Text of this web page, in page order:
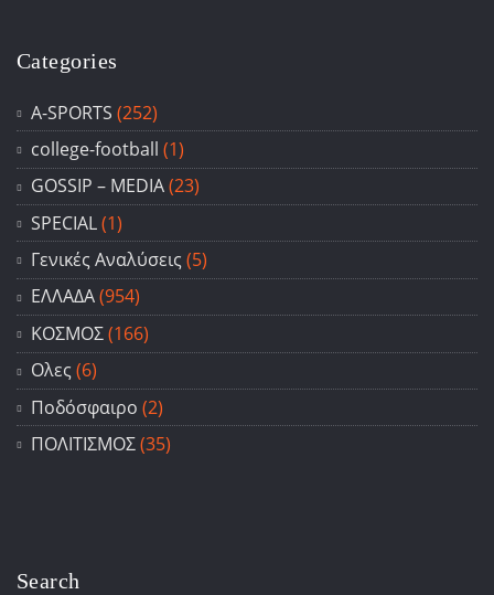
Categories
A-SPORTS (252)
college-football (1)
GOSSIP – ΜΕDIA(23)
SPECIAL(1)
Γενικές Αναλύσεις (5)
ΕΛΛΑΔΑ(954)
ΚΟΣΜΟΣ(166)
Ολες (6)
Ποδόσφαιρο (2)
ΠΟΛΙΤΙΣΜΟΣ(35)
Search